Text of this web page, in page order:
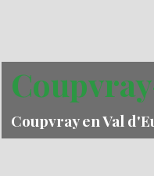
Coupvray en Val